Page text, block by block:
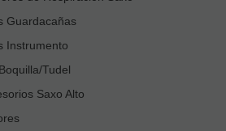
Guardacañas
Instrumento
Tudel
Saxo Alto